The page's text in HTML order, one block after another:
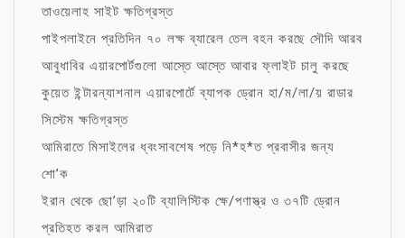
তাওয়েলাহ সাইট ক্ষতিগ্রস্ত
পাইপলাইনে প্রতিদিন ৭০ লক্ষ ব্যারেল তেল বহন করছে সৌদি আরব
আবুধাবির এয়ারপোর্টগুলো আস্তে আস্তে আবার ফ্লাইট চালু করছে
কুয়েত ইন্টারন্যাশনাল এয়ারপোর্টে ব্যাপক ড্রোন হা/ম/লা/য় রাডার
সিস্টেম ক্ষতিগ্রস্ত
আমিরাতে মিসাইলের ধ্বংসাবশেষ পড়ে নি*হ*ত প্রবাসীর জন্য
শো’ক
ইরান থেকে ছো’ড়া ২০টি ব্যালিস্টিক ক্ষে/পণাস্ত্র ও ৩৭টি ড্রোন
প্রতিহত করল আমিরাত